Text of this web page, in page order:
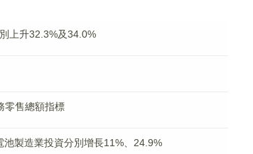
上升32.3%及34.0%
零售總額指標
製造業投資分別增長11%、24.9%